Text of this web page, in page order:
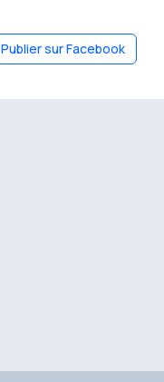
Publier sur Facebook